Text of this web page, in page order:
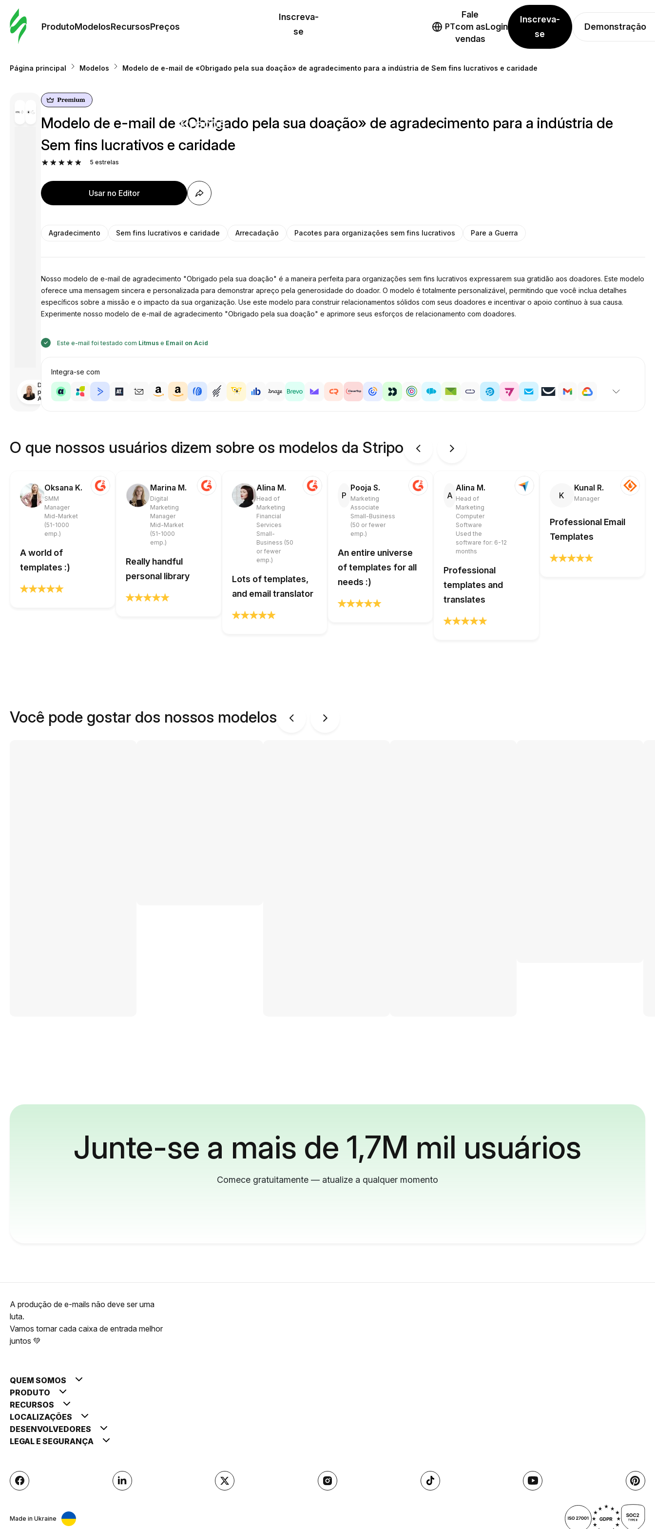
ProdutoModelosRecursosPreços
Preços
Inscreva-
se
PT
Fale
com as
vendas
Login
Inscreva-
se
Demonstração
Página principal Modelos Modelo de e-mail de «Obrigado pela sua doação» de agradecimento para a indústria de Sem fins lucrativos e caridade
Desenhado
por
Anastasiia
Modelo de e-mail de «Obrigado pela sua doação» de agradecimento para a indústria de
Sem fins lucrativos e caridade
5 estrelas
Usar no Editor
Agradecimento Sem fins lucrativos e caridade Arrecadação Pacotes para organizações sem fins lucrativos Pare a Guerra
Nosso modelo de e-mail de agradecimento "Obrigado pela sua doação" é a maneira perfeita para organizações sem fins lucrativos expressarem sua gratidão aos doadores. Este modelo
oferece uma mensagem sincera e personalizada para demonstrar apreço pela generosidade do doador. O modelo é totalmente personalizável, permitindo que você inclua detalhes
específicos sobre a missão e o impacto da sua organização. Use este modelo para construir relacionamentos sólidos com seus doadores e incentivar o apoio contínuo à sua causa.
Experimente nosso modelo de e-mail de agradecimento "Obrigado pela sua doação" e aprimore seus esforços de relacionamento com doadores.
Este e-mail foi testado com Litmus e Email on Acid
Integra-se com
O que nossos usuários dizem sobre os modelos da Stripo
Oksana K.
SMM
Manager
Mid-Market
(51-1000
emp.)
A world of
templates :)
Marina M.
Digital
Marketing
Manager
Mid-Market
(51-1000
emp.)
Really handful
personal library
Alina M.
Head of
Marketing
Financial
Services
Small-
Business (50
or fewer
emp.)
Lots of templates,
and email translator
P
Pooja S.
Marketing
Associate
Small-Business
(50 or fewer
emp.)
An entire universe
of templates for all
needs :)
A
Alina M.
Head of
Marketing
Computer
Software
Used the
software for: 6-12
months
Professional
templates and
translates
K
Kunal R.
Manager
Professional Email
Templates
Você pode gostar dos nossos modelos
Junte-se a mais de 1,7M mil usuários
Comece gratuitamente — atualize a qualquer momento
A produção de e-mails não deve ser uma
luta.
Vamos tornar cada caixa de entrada melhor
juntos 💚
QUEM SOMOS
PRODUTO
RECURSOS
LOCALIZAÇÕES
DESENVOLVEDORES
LEGAL E SEGURANÇA
Made in Ukraine